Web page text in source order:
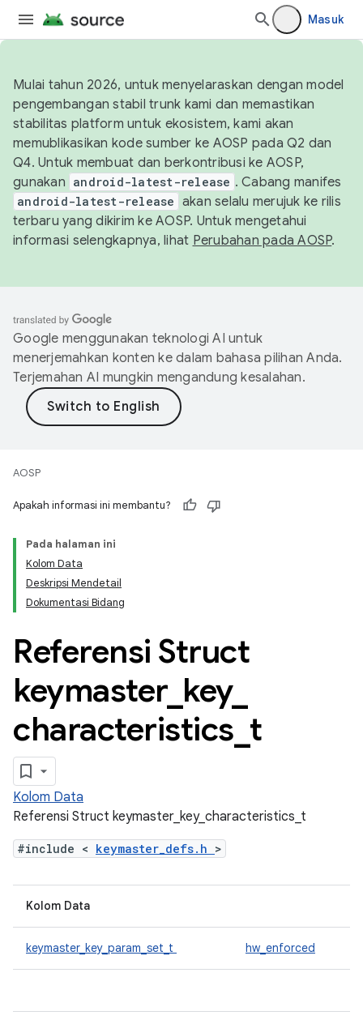
Masuk
Mulai tahun 2026, untuk menyelaraskan dengan model
pengembangan stabil trunk kami dan memastikan
stabilitas platform untuk ekosistem, kami akan
memublikasikan kode sumber ke AOSP pada Q2 dan
Q4. Untuk membuat dan berkontribusi ke AOSP,
gunakan android-latest-release . Cabang manifes
android-latest-release akan selalu merujuk ke rilis
terbaru yang dikirim ke AOSP. Untuk mengetahui
informasi selengkapnya, lihat Perubahan pada AOSP.
Google menggunakan teknologi AI untuk
menerjemahkan konten ke dalam bahasa pilihan Anda.
Terjemahan AI mungkin mengandung kesalahan.
AOSP
Apakah informasi ini membantu?
Pada halaman ini
Kolom Data
Deskripsi Mendetail
Dokumentasi Bidang
Referensi Struct
keymaster_ key_
characteristics t
Kolom Data
Referensi Struct keymaster_key_characteristics_t
#include < keymaster_defs.h >
Kolom Data
keymaster_key_param_set_t hw_enforced